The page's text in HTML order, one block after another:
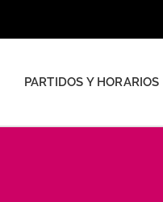
PARTIDOS Y HORARIOS